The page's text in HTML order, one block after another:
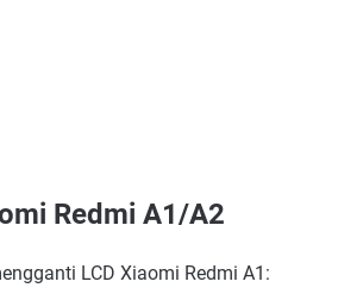
Redmi A1/A2
LCD Xiaomi Redmi A1: